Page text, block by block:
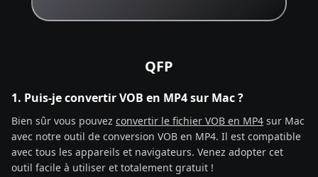
QFP
1. Puis-je convertir VOB en MP4 sur Mac ?
Bien sûr vous pouvez convertir le fichier VOB en MP4 sur Mac
avec notre outil de conversion VOB en MP4. Il est compatible
avec tous les appareils et navigateurs. Venez adopter cet
outil facile à utiliser et totalement gratuit !